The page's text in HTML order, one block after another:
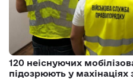
120 неіснуючих
підозрюють у махінаціях